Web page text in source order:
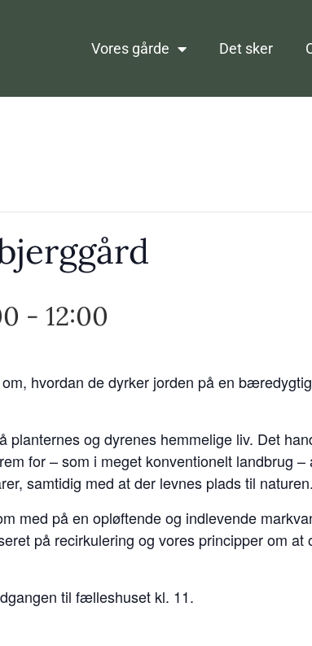
Vores gårde Det sker
- 12:00
hvordan de dyrker jorden på en
og dyrenes hemmelige liv. Det
for – som i meget konventionelt landbrug
samtidig med at der levnes plads til naturen.
med på en opløftende og indlevende
på recirkulering og vores principper om
til fælleshuset kl. 11.